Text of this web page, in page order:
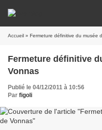
Accueil » Fermeture définitive du musée
Fermeture définitive
Vonnas
Publié le 04/12/2011 à 10:56
Par figoli